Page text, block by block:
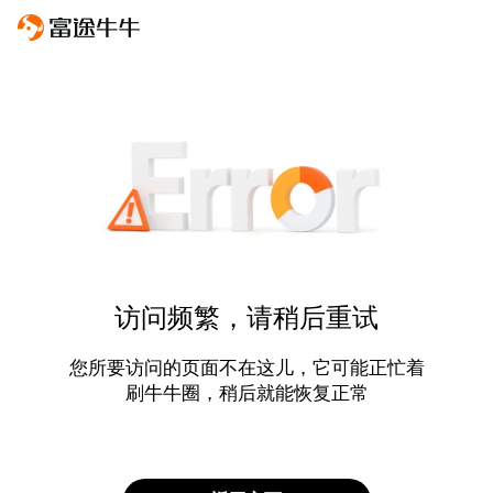
访问频繁，请稍后重试
您所要访问的页面不在这儿，它可能正忙着
刷牛牛圈，稍后就能恢复正常